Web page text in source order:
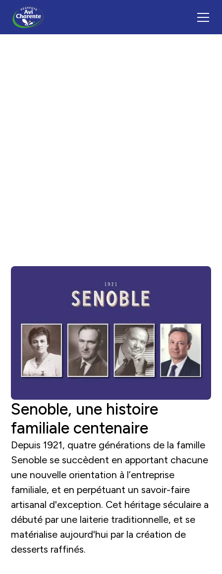
Senoble, une histoire
familiale centenaire
Depuis 1921, quatre générations de la famille
Senoble se succèdent en apportant chacune
une nouvelle orientation à l’entreprise
familiale, et en perpétuant un savoir-faire
artisanal d'exception. Cet héritage séculaire a
débuté par une laiterie traditionnelle, et se
matérialise aujourd'hui par la création de
desserts raffinés.